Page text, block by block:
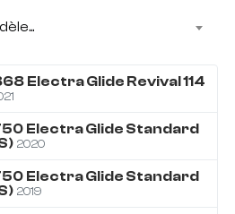
Electra Glide Revival 114
Electra Glide Standard
2020
Electra Glide Standard
2019